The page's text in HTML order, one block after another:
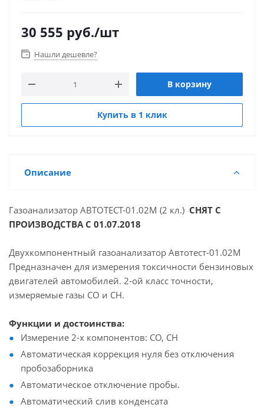
30 555 руб./шт
Нашли дешевле?
В корзину
Купить в 1 клик
Описание
Газоанализатор АВТОТЕСТ-01.02М (2 кл.) СНЯТ С
ПРОИЗВОДСТВА С 01.07.2018
Двухкомпонентный газоанализатор Автотест-01.02М
Предназначен для измерения токсичности бензиновых
двигателей автомобилей. 2-ой класс точности,
измеряемые газы СО и СН.
Функции и достоинства:
Измерение 2-х компонентов: СО, СН
Автоматическая коррекция нуля без отключения
пробозаборника
Автоматическое отключение пробы.
Автоматический слив конденсата